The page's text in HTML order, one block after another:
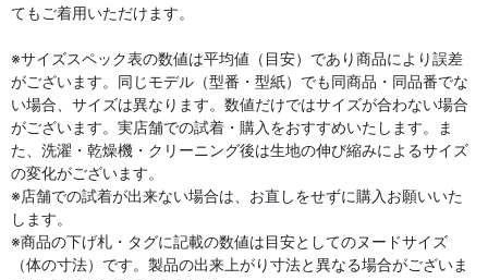
てもご着用いただけます。
※サイズスペック表の数値は平均値（目安）であり商品により誤差
がございます。同じモデル（型番・型紙）でも同商品・同品番でな
い場合、サイズは異なります。数値だけではサイズが合わない場合
がございます。実店舗での試着・購入をおすすめいたします。ま
た、洗濯・乾燥機・クリーニング後は生地の伸び縮みによるサイズ
の変化がございます。
※店舗での試着が出来ない場合は、お直しをせずに購入お願いいた
します。
※商品の下げ札・タグに記載の数値は目安としてのヌードサイズ
（体の寸法）です。製品の出来上がり寸法と異なる場合がございま